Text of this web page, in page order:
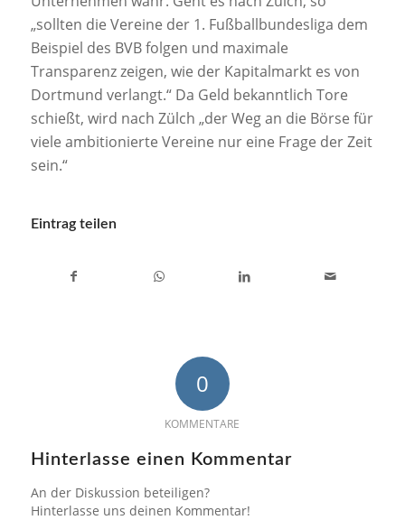
„sollten die Vereine der 1. Fußballbundesliga dem
Beispiel des BVB folgen und maximale
Transparenz zeigen, wie der Kapitalmarkt es von
Dortmund verlangt.“ Da Geld bekanntlich Tore
schießt, wird nach Zülch „der Weg an die Börse für
viele ambitionierte Vereine nur eine Frage der Zeit
sein.“
Eintrag teilen
0
KOMMENTARE
Hinterlasse einen Kommentar
An der Diskussion beteiligen?
Hinterlasse uns deinen Kommentar!